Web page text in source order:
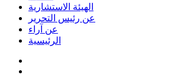
الهيئة الاستشارية
عن رئيس التحرير
عن آراء
الرئيسية